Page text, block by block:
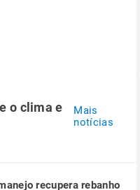
o clima e
Mais
notícias
recupera rebanho